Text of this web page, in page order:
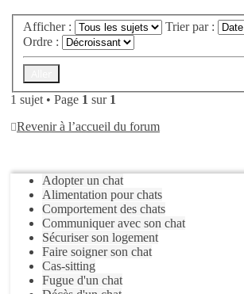
Afficher :
Trier par :
Ordre :
1 sujet • Page 1 sur 1
Revenir à l’accueil du forum
Adopter un chat
Alimentation pour chats
Comportement des chats
Communiquer avec son chat
Sécuriser son logement
Faire soigner son chat
Cas-sitting
Fugue d'un chat